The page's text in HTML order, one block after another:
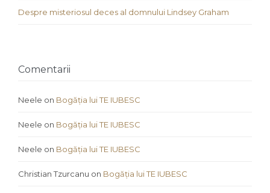
Despre misteriosul deces al domnului Lindsey Graham
Comentarii
Neele on Bogăția lui TE IUBESC
Neele on Bogăția lui TE IUBESC
Neele on Bogăția lui TE IUBESC
Christian Tzurcanu on Bogăția lui TE IUBESC